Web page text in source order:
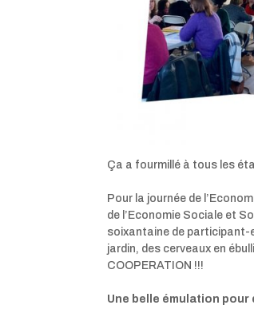
Ça a fourmillé à tous les
Pour la journée de
de l’Economie Sociale et
soixantaine de participant-
jardin, des cerveaux en
COOPERATION !!!
Une belle émulation